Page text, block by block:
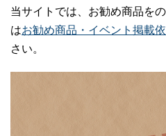
当サイトでは、お勧め商品を
はお勧め商品・イベント掲載
さい。